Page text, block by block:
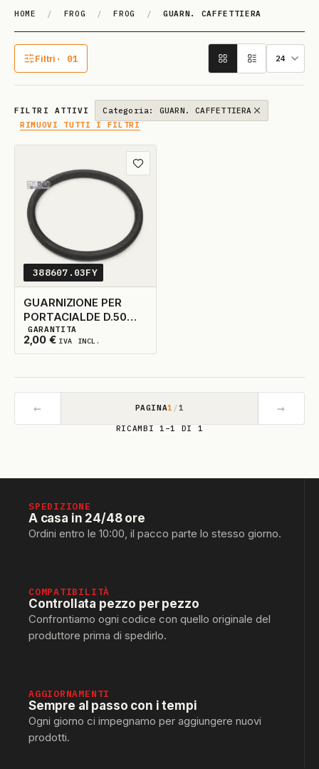
HOME / FROG / FROG / GUARN. CAFFETTIERA
GUARN. CAFFETTIE­RA
Filtri · 01
1 filtro attivo
FILTRI ATTIVI
Categoria: GUARN. CAFFETTIERA
RIMUOVI TUTTI I FILTRI
Aggiungi ai preferiti
388607.03FY
GUARNIZIONE PER
PORTACIALDE D.50
2,00 € IVA INCL.
5DISPONIBILI
GARANTITA
← PAGINA1 /1 →
RICAMBI 1–1 DI 1
SPEDIZIONE
A casa in 24/48 ore
Ordini entro le 10:00, il pacco parte lo stesso giorno.
COMPATIBILITÀ
Controllata pezzo per pezzo
Confrontiamo ogni codice con quello originale del
produttore prima di spedirlo.
AGGIORNAMENTI
Sempre al passo con i tempi
Ogni giorno ci impegnamo per aggiungere nuovi
prodotti.